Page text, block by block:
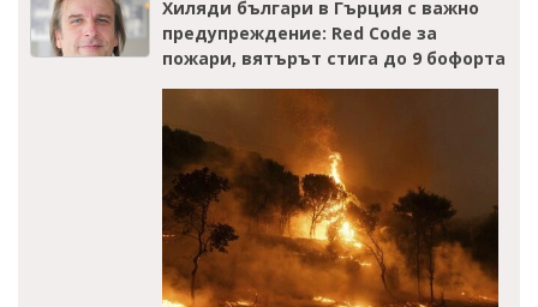
Хиляди българи в Гърция с важно
предупреждение: Red Code за
пожари, вятърът стига до 9 бофорта